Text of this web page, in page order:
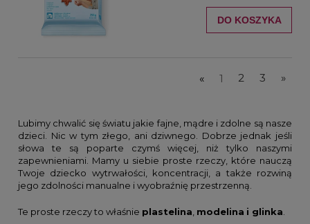
DO KOSZYKA
« 1 2 3 »
Lubimy chwalić się światu jakie fajne, mądre i zdolne są nasze
dzieci. Nic w tym złego, ani dziwnego. Dobrze jednak jeśli
słowa te są poparte czymś więcej, niż tylko naszymi
zapewnieniami. Mamy u siebie proste rzeczy, które nauczą
Twoje dziecko wytrwałości, koncentracji, a także rozwiną
jego zdolności manualne i wyobraźnię przestrzenną.
Te proste rzeczy to właśnie plastelina modelina i glinka